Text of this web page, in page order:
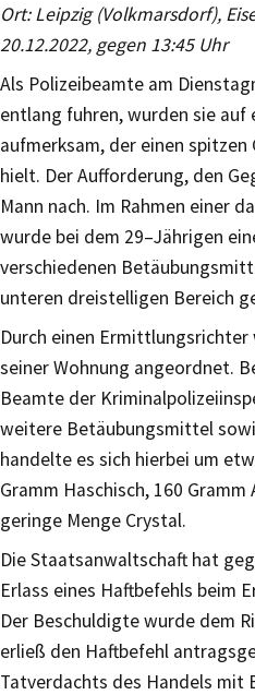
Ort: Leipzig (Volkmarsdorf),
20.12.2022, gegen 13:45 Uhr
Als Polizeibeamte am
entlang fuhren, wurden sie auf
aufmerksam, der einen
hielt. Der Aufforderung, den
Mann nach. Im Rahmen einer
wurde bei dem 29–Jährigen
verschiedenen
unteren dreistelligen Bereich
Durch einen Ermittlungsrichter
seiner Wohnung angeordnet.
Beamte der
weitere Betäubungsmittel
handelte es sich hierbei um
Gramm Haschisch, 160
geringe Menge Crystal.
Die Staatsanwaltschaft hat
Erlass eines Haftbefehls beim
Der Beschuldigte wurde dem
erließ den Haftbefehl
Tatverdachts des Handels